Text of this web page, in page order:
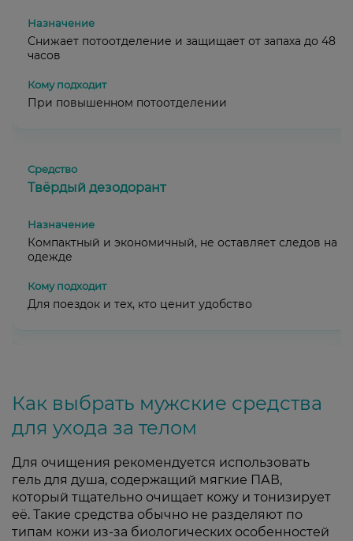
Снижает потоотделение и защищает от запаха до 48
часов
При повышенном потоотделении
Твёрдый дезодорант
Компактный и экономичный, не оставляет следов на
одежде
Для поездок и тех, кто ценит удобство
Как выбрать мужские средства
для ухода за телом
Для очищения рекомендуется использовать
гель для душа, содержащий мягкие ПАВ,
который тщательно очищает кожу и тонизирует
её. Такие средства обычно не разделяют по
типам кожи из-за биологических особенностей